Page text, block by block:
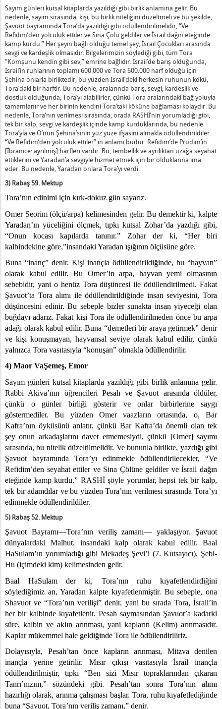
- Kongreye Yükseliş ile Devam Etmek
– Mantık Ötesi İnanç ile Çalışmak
– Orta Çizgi, Çelişki Üzerine Bağlantı, Bir Konudaki İki
- Pesah Dersi Materyali - Pesah’ın 7. Günü
- Purim
– Rabaş’ı Anma Günü (Yahrzeit)
– Roş HaŞana
- Sevgi Tüm Günahları Örter
– Sukkot
– Şimha Tora (Tora’nın Sevinci)
- Uşpizin Harun – Sefira Hod
– Uşpizin Davud – Sefira Malhut
– Uşpizin Musa
– Uşpizin Yakup – Sefira Tifferet
– Uşpizin Yusuf
– Şavuot Bayramı 2020
- Yaradan’a Memnuniyet Vermek - 2
– Yaradan’a Mutlulukla Hizmet Et
– Yaradan’ın Yüceliği
Kanunu ve Adam HaRişon’un Sistemi - Ocak 1
Anlamları
Sayım günleri kutsal kitaplarda yazıldığı gibi birlik anlamına gelir. Bu
nedenle, sayım sırasında, kişi, bu birlik niteliğini düzeltmeli ve bu şekilde,
Şavuot bayramında Tora’da yazıldığı gibi ödüllendirilmelidir, “Ve
Refidim’den yolculuk ettiler ve Sina Çölü geldiler ve İsrail dağın eteğinde
kamp kurdu.” Her şeyin bağlı olduğu temel şey, İsrail Çocukları arasında
sevgi ve kardeşlik olmasıdır. Bilgelerimizin söylediği gibi, tüm Tora
“Komşunu kendin gibi sev,” emrine bağlıdır. İsrail’de barış olduğunda,
İsrail’in ruhlarının toplamı 600.000 ve Tora 600.000 harf olduğu için
Şehina onlarla birliktedir, bu yüzden İsrail’deki herkesin ruhunun kökü,
Tora’daki bir harftir. Bu nedenle, aralarında barış, sevgi, kardeşlik ve
dostluk olduğunda, Tora’yı alabilirler, çünkü Tora aralarındaki bağ yoluyla
tamamlanır ve her birinin kendini Tora’taki köküne bağlaması kolaydır. Bu
nedenle, Tora’nın verilmesi sırasında, orada RASHİ’nin yorumladığı gibi,
tek bir kalp, sevgi ve kardeşlik içinde kamp kurduklarında, bu nedenle
Tora’yla ve O’nun Şehina’sının yüz yüze ifşasını almakla ödüllendirildiler.
“Ve Refidim’den yolculuk ettiler” in anlamı budur. Refidim’de Prudim’in
[İbranice: ayrılmış] harfleri vardır. Bu, tembellik ve ayrılıktan uzağa seyahat
ettiklerini ve Yaradan’a sevgiyle hizmet etmek için bir olduklarına ima
eder. Bu nedenle, Yaradan onlara Tora’yı verdi.
3) Rabaş 59. Mektup
Tora’nın edinimi için kırk-dokuz gün sayarız.
Omer Seorim (ölçü/arpa) kelimesinden gelir. Bu demektir ki, kalpte
Yaradan’ın yüceliğini ölçmek, tıpkı kutsal Zohar’da yazdığı gibi,
“Onun kocası kapılarda tanınır.” Zohar der ki, “Her biri
kalbindekine göre,”insandaki Yaradan ışığının ölçüsüne göre.
Buna “inanç” denir. Kişi inançla ödüllendirildiğinde, bu “hayvan”
olarak kabul edilir. Bu Omer’in arpa, hayvan yemi olmasının
sebebidir, yani o henüz Tora düşüncesi ile ödüllendirilmedi. Fakat
Şavuot’ta Tora alımı ile ödüllendirildiğinde insan seviyesini, Tora
düşüncesini edinir. Bu sebeple bizler sunakta insan yiyeceği olan
buğdayı adarız. Fakat kişi Tora ile ödüllendirilmeden önce bu arpa
adağı olarak kabul edilir. Buna “demetleri bir araya getirmek” denir
ve kişi konuşmayan, hayvansal seviye olarak kabul edilir, çünkü
yalnızca Tora vasıtasıyla “konuşan” olmakla ödüllendirilir.
4) Maor VaŞemeş, Emor
Sayım günleri kutsal kitaplarda yazıldığı gibi birlik anlamına gelir.
Rabbi Akiva’nın öğrencileri Pesah ve Şavuot arasında öldüler,
çünkü o günler birliği gösterir ve onlar birbirlerine saygı
göstermediler. Bu yüzden Omer vaazların ortasında, o, Bar
Kafra’nın öyküsünü anlatır, çünkü Bar Kafra’da önemli olan tek
şey onun arkadaşlarını davet etmemesiydi, çünkü [Omer] sayımı
sırasında, bu nitelik düzeltilmelidir. Ve bununla birlikte, yazdığı gibi
Şavuot bayramında Tora’yı edinmekle ödüllendirilecekler, “Ve
Refidim’den seyahat ettiler ve Sina Çölüne geldiler ve İsrail dağın
eteğinde kamp kurdu.” RASHİ şöyle yorumlar, hepsi tek bir kalp,
tek bir adamdılar ve bu yüzden Tora’nın verilmesi sırasında Tora’yı
edinmekle ödüllendirildiler.
5) Rabaş 52. Mektup
Şavuot Bayramı—Tora’nın veriliş zamanı— yaklaşıyor. Şavuot
dünyalardaki Malhut, insandaki kalp olarak kabul edilir. Baal
HaSulam’ın yorumladığı gibi Mekadeş Şevi’i (7. Kutsayıcı), Şebi-
Hu (içimdeki kim) kelimesinden gelir.
Baal HaSulam der ki, Tora’nın ruhu kıyafetlendirdiğini
söylediğimiz an, Yaradan kalpte kıyafetlenmiştir. Bu sebeple, ona
Shavuot ve “Tora’nın verilişi” denir, yani bu sırada Tora, İsrail’in
her bir kalbinde kıyafetlenir. Pesah saymasından Şavuot’a kadarki
süre, kalbin ve aklın arınması, yani kapların (Kelim) arınmasıdır.
Kaplar mükemmel hale geldiğinde Tora ile ödüllendiriliriz.
Dolayısıyla, Pesah’tan önce kapların arınması, Mitzva denilen
inançla yerine getirilir. Mısır çıkışı vasıtasıyla İsrail inançla
ödüllendirilmiştir, tıpkı “Ben sizi Mısır topraklarından çıkaran
Tanrı’nızım,” sözündeki gibi. Pesah’tan sonra Tora’nın alımı
hazırlığı olarak, arınma çalışması başlar. Tora, ruhu kıyafetlediğinde
buna “Şavuot, Tora’nın veriliş zamanı,” denir.